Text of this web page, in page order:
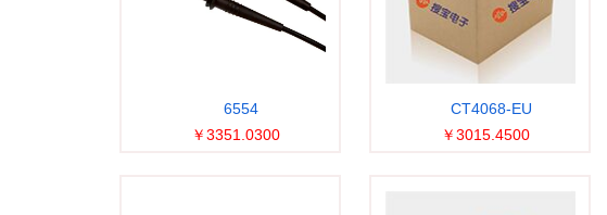
6554
￥3351.0300
CT4068-EU
￥3015.4500